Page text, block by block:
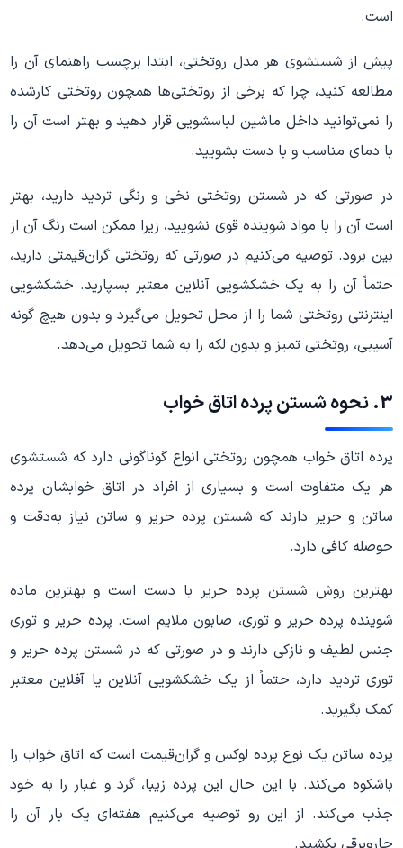
است.
پیش از شستشوی هر مدل روتختی، ابتدا برچسب راهنمای آن را
مطالعه کنید، چرا که برخی از روتختی‌ها همچون روتختی کارشده
را نمی‌توانید داخل ماشین لباسشویی قرار دهید و بهتر است آن را
با دمای مناسب و با دست بشویید.
در صورتی که در شستن روتختی نخی و رنگی تردید دارید، بهتر
است آن را با مواد شوینده قوی نشویید، زیرا ممکن است رنگ آن از
بین برود. توصیه می‌کنیم در صورتی که روتختی گران‌قیمتی دارید،
حتماً آن را به یک خشکشویی آنلاین معتبر بسپارید. خشکشویی
اینترنتی روتختی شما را از محل تحویل می‌گیرد و بدون هیچ گونه
آسیبی، روتختی تمیز و بدون لکه را به شما تحویل می‌دهد.
3. نحوه شستن پرده اتاق خواب
پرده اتاق خواب همچون روتختی انواع گوناگونی دارد که شستشوی
هر یک متفاوت است و بسیاری از افراد در اتاق خوابشان پرده
ساتن و حریر دارند که شستن پرده حریر و ساتن نیاز به‌دقت و
حوصله کافی دارد.
بهترین روش شستن پرده حریر با دست است و بهترین ماده
شوینده پرده حریر و توری، صابون ملایم است. پرده حریر و توری
جنس لطیف و نازکی دارند و در صورتی که در شستن پرده حریر و
توری تردید دارد، حتماً از یک خشکشویی آنلاین یا آفلاین معتبر
کمک بگیرید.
پرده ساتن یک نوع پرده لوکس و گران‌قیمت است که اتاق خواب را
باشکوه می‌کند. با این حال این پرده زیبا، گرد و غبار را به خود
جذب می‌کند. از این رو توصیه می‌کنیم هفته‌ای یک بار آن را